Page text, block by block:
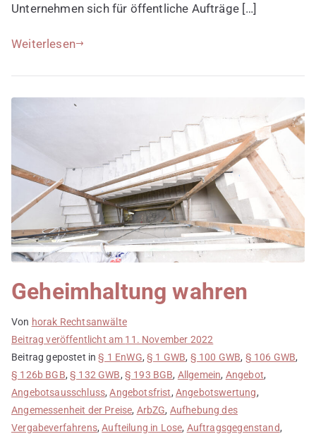
Unternehmen sich für öffentliche Aufträge […]
Weiterlesen
Geheimhaltung wahren
Von horak Rechtsanwälte
Beitrag veröffentlicht am 11. November 2022
Beitrag gepostet in§ 1 EnWG,§ 1 GWB, § 100 GWB, § 106 GWB,
§ 126b BGB,§ 132 GWB, § 193 BGB, Allgemein, Angebot,
Angebotsausschluss,Angebotsfrist, Angebotswertung,
Angemessenheit der Preise, ArbZG, Aufhebung des
Vergabeverfahrens,Aufteilung in Lose, Auftragsgegenstand,